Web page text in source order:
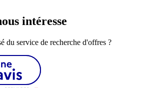
intéresse
du service de recherche d'offres ?